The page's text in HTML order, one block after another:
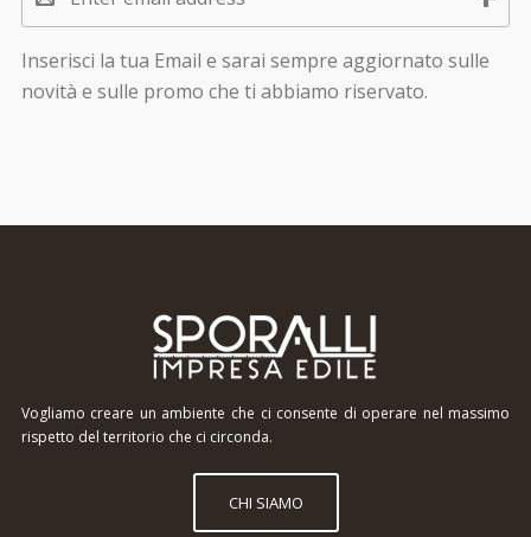
Inserisci la tua Email e sarai sempre aggiornato sulle
novità e sulle promo che ti abbiamo riservato.
Vogliamo creare un ambiente che ci consente di operare nel massimo
rispetto del territorio che ci circonda.
CHI SIAMO